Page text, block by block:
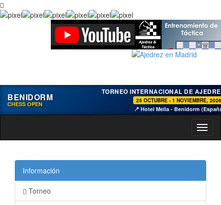
BENIDORM
CHESS OPEN
TORNEO INTERNACIONAL DE
25 OCTUBRE - 1 NOVIEMBRE, 2026
📍 Hotel Melia - Benidorm
Información
Torneo